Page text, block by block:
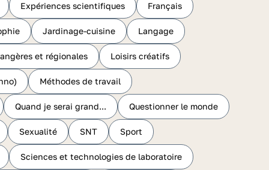
Expériences scientifiques Français
Jardinage-cuisine Langage
et régionales Loisirs créatifs
Méthodes de travail
Quand je serai grand... Questionner le monde
Sexualité SNT Sport
Sciences et technologies de laboratoire